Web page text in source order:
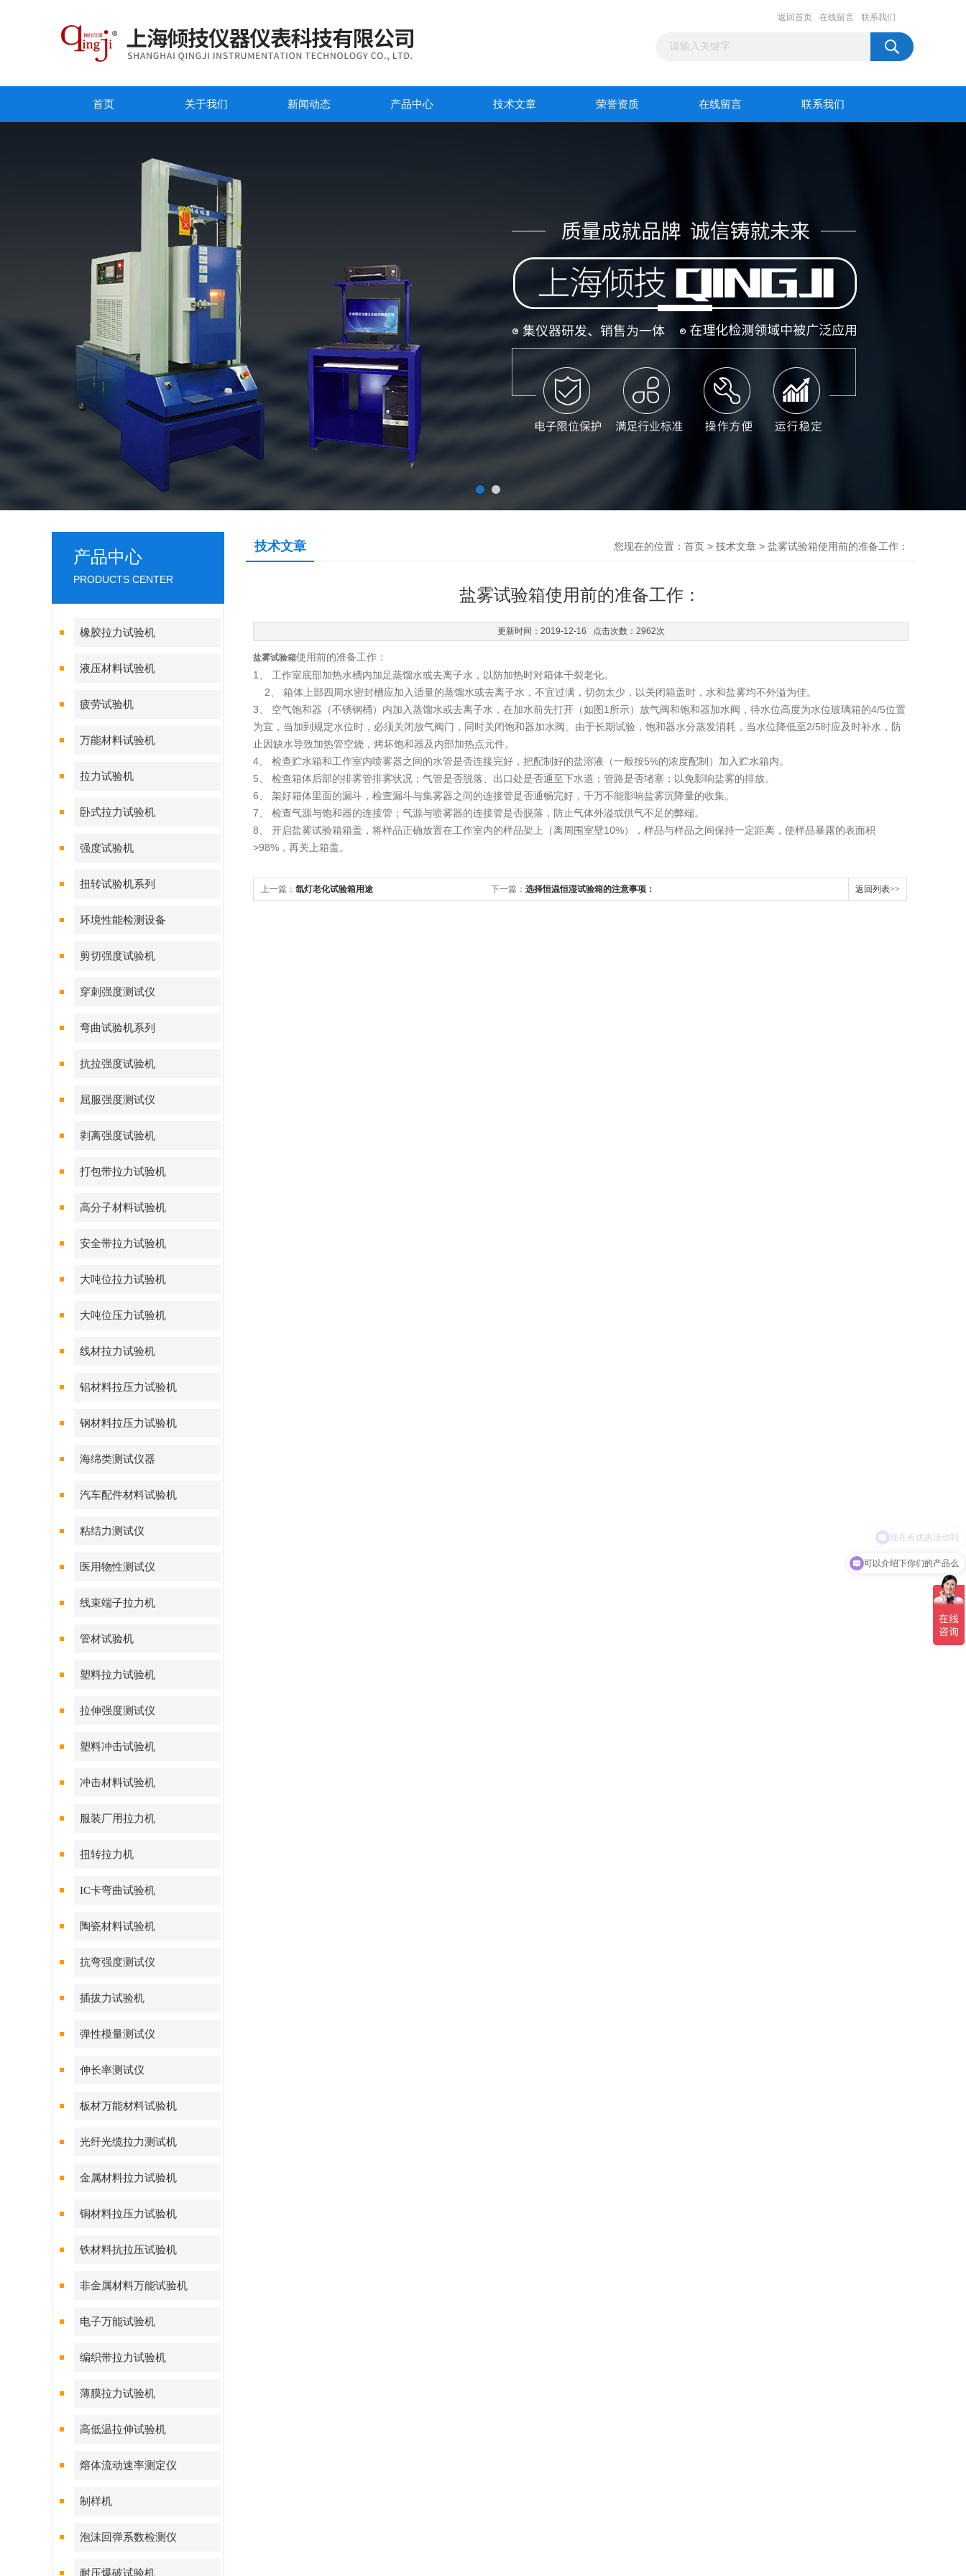
返回首页 在线留言 联系我们
首页 关于我们 新闻动态 产品中心 技术文章 荣誉资质 在线留言 联系我们
产品中心
PRODUCTS CENTER
橡胶拉力试验机
液压材料试验机
疲劳试验机
万能材料试验机
拉力试验机
卧式拉力试验机
强度试验机
扭转试验机系列
环境性能检测设备
剪切强度试验机
穿刺强度测试仪
弯曲试验机系列
抗拉强度试验机
屈服强度测试仪
剥离强度试验机
打包带拉力试验机
高分子材料试验机
安全带拉力试验机
大吨位拉力试验机
大吨位压力试验机
线材拉力试验机
铝材料拉压力试验机
钢材料拉压力试验机
海绵类测试仪器
汽车配件材料试验机
粘结力测试仪
医用物性测试仪
线束端子拉力机
管材试验机
塑料拉力试验机
拉伸强度测试仪
塑料冲击试验机
冲击材料试验机
服装厂用拉力机
扭转拉力机
IC卡弯曲试验机
陶瓷材料试验机
抗弯强度测试仪
插拔力试验机
弹性模量测试仪
伸长率测试仪
板材万能材料试验机
光纤光缆拉力测试机
金属材料拉力试验机
铜材料拉压力试验机
铁材料抗拉压试验机
非金属材料万能试验机
电子万能试验机
编织带拉力试验机
薄膜拉力试验机
高低温拉伸试验机
熔体流动速率测定仪
制样机
泡沫回弹系数检测仪
耐压爆破试验机
技术文章 您现在的位置： 首页 > 技术文章 > 盐雾试验箱使用前的准备工作：
盐雾试验箱使用前的准备工作：
更新时间：2019-12-16 点击次数：2962次
盐雾试验箱使用前的准备工作：
1、 工作室底部加热水槽内加足蒸馏水或去离子水，以防加热时对箱体干裂老化。
2、 箱体上部四周水密封槽应加入适量的蒸馏水或去离子水，不宜过满，切勿太少，以关闭箱盖时，水和盐雾均不外溢为佳。
3、 空气饱和器（不锈钢桶）内加入蒸馏水或去离子水，在加水前先打开（如图1所示）放气阀和饱和器加水阀，待水位高度为水位玻璃箱的4/5位置
为宜，当加到规定水位时，必须关闭放气阀门，同时关闭饱和器加水阀。由于长期试验，饱和器水分蒸发消耗，当水位降低至2/5时应及时补水，防
止因缺水导致加热管空烧，烤坏饱和器及内部加热点元件。
4、 检查贮水箱和工作室内喷雾器之间的水管是否连接完好，把配制好的盐溶液（一般按5%的浓度配制）加入贮水箱内。
5、 检查箱体后部的排雾管排雾状况；气管是否脱落、出口处是否通至下水道；管路是否堵塞；以免影响盐雾的排放。
6、 架好箱体里面的漏斗，检查漏斗与集雾器之间的连接管是否通畅完好，千万不能影响盐雾沉降量的收集。
7、 检查气源与饱和器的连接管；气源与喷雾器的连接管是否脱落，防止气体外溢或供气不足的弊端。
8、 开启盐雾试验箱箱盖，将样品正确放置在工作室内的样品架上（离周围室壁10%），样品与样品之间保持一定距离，使样品暴露的表面积
>98%，再关上箱盖。
上一篇： 氙灯老化试验箱用途 下一篇： 选择恒温恒湿试验箱的注意事项： 返回列表>>
可以介绍下你们的产品么